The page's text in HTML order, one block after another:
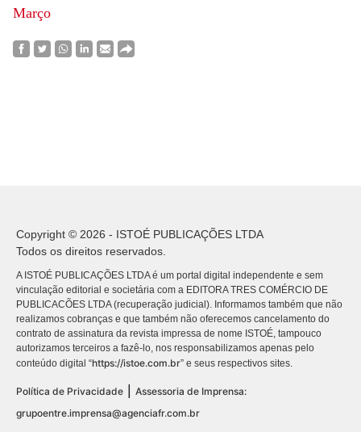
Março
Copyright © 2026 - ISTOÉ PUBLICAÇÕES LTDA
Todos os direitos reservados.
A ISTOÉ PUBLICAÇÕES LTDA é um portal digital independente e sem
vinculação editorial e societária com a EDITORA TRES COMÉRCIO DE
PUBLICACÕES LTDA (recuperação judicial). Informamos também que não
realizamos cobranças e que também não oferecemos cancelamento do
contrato de assinatura da revista impressa de nome ISTOÉ, tampouco
autorizamos terceiros a fazê-lo, nos responsabilizamos apenas pelo
conteúdo digital “https://istoe.com.br” e seus respectivos sites.
Política de Privacidade
Assessoria de Imprensa:
grupoentre.imprensa@agenciafr.com.br